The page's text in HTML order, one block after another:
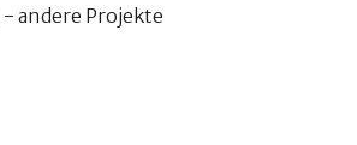
andere Projekte